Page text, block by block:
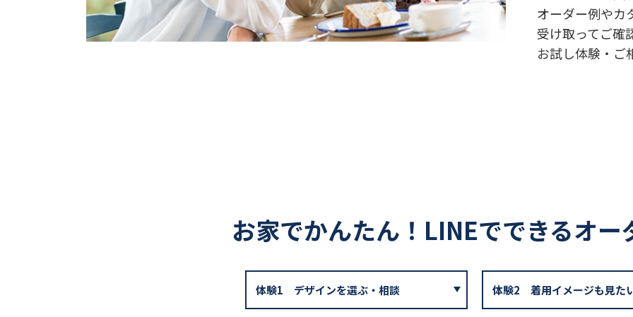
オーダー例やカ
受け取ってご確
お試し体験・ご
お家でかんたん！LINEでできるオー
体験1 デザインを選ぶ・相談 体験2 着用イメージも見た